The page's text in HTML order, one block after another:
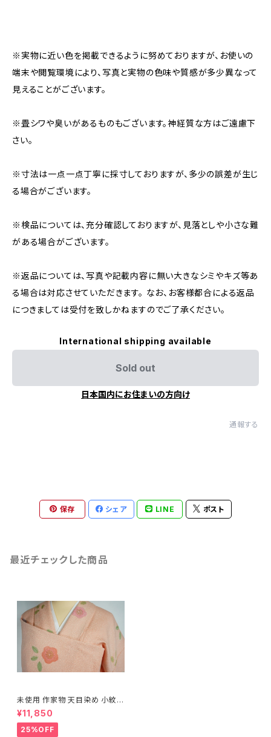
※実物に近い色を掲載できるように努めておりますが、お使いの
端末や閲覧環境により、写真と実物の色味や質感が多少異なって
見えることがございます。
※畳シワや臭いがあるものもございます。神経質な方はご遠慮下
さい。
※寸法は一点一点丁寧に採寸しておりますが、多少の誤差が生じ
る場合がございます。
※検品については、充分確認しておりますが、見落としや小さな難
がある場合がございます。
※返品については、写真や記載内容に無い大きなシミやキズ等あ
る場合は対応させていただきます。 なお、お客様都合による返品
につきましては受付を致しかねますのでご了承ください。
International shipping available
Sold out
日本国内にお住まいの方向け
通報する
保存 シェア LINE ポスト
最近チェックした商品
未使用 作家物 天目染め 小紋
花柄 鴇色 ピンク 510
¥11,850
25%OFF